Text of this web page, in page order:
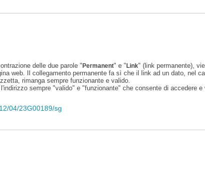
delle due parole "Permanent" e "Link" (link permanente),
web. Il collegamento permanente fa sì che il link ad un dato, nel
rimanga sempre funzionante e valido.
l'indirizzo sempre "valido" e "funzionante" che consente di accedere
04/23G00189/sg